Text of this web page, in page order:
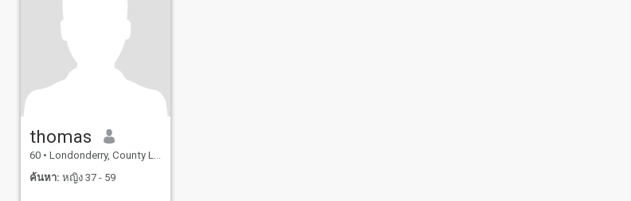
thomas
60 • Londonderry, County Londonderry, อังกฤษ
ค้นหา: หญิง 37 - 59